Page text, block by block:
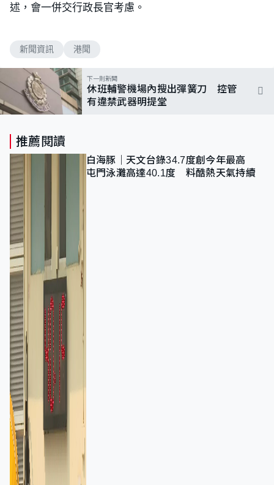
述，會一併交行政長官考慮。
新聞資訊 港聞
下一則新聞
休班輔警機場內搜出彈簧刀 控管
有違禁武器明提堂
推薦閱讀
白海豚｜天文台錄34.7度創今年最高
屯門泳灘高達40.1度 料酷熱天氣持續